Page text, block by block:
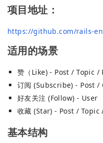
项目地址：
https://github.com/rails-
适用的场景
赞（Like) - Post / Topic
订阅 (Subscribe) - Post /
好友关注 (Follow) - User
收藏 (Star) - Post / Topic
基本结构